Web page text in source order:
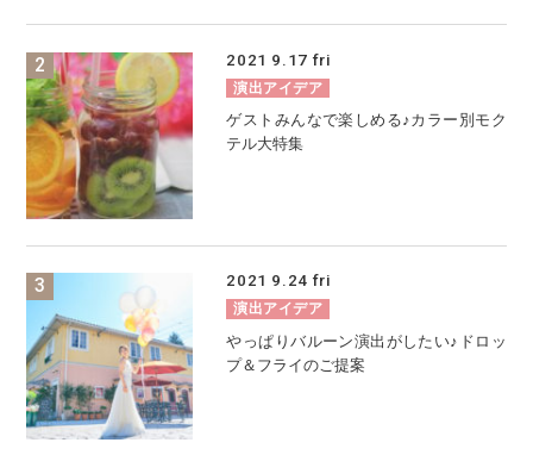
2021 9.17 fri
演出アイデア
ゲストみんなで楽しめる♪カラー別モク
テル大特集
2021 9.24 fri
演出アイデア
やっぱりバルーン演出がしたい♪ドロッ
プ＆フライのご提案